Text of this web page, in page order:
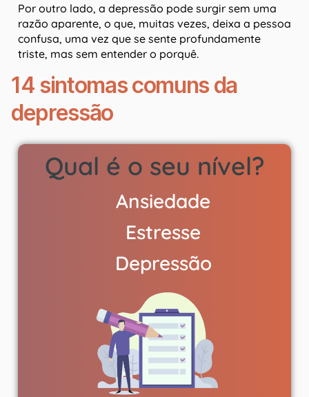
Por outro lado, a depressão pode surgir sem uma
razão aparente, o que, muitas vezes, deixa a pessoa
confusa, uma vez que se sente profundamente
triste, mas sem entender o porquê.
14 sintomas comuns da
depressão
Qual é o seu nível?
Ansiedade
Estresse
Depressão